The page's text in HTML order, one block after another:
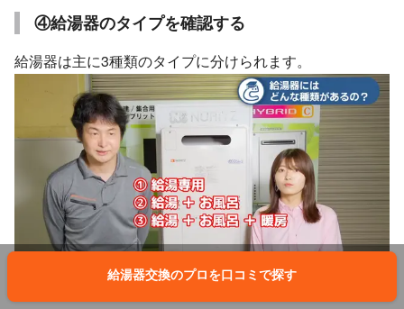
④給湯器のタイプを確認する
給湯器は主に3種類のタイプに分けられます。
給湯器交換のプロを口コミで探す